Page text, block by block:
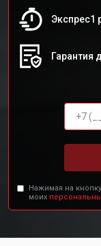
Экспрес1
Гарантия
Нажимая на
моих